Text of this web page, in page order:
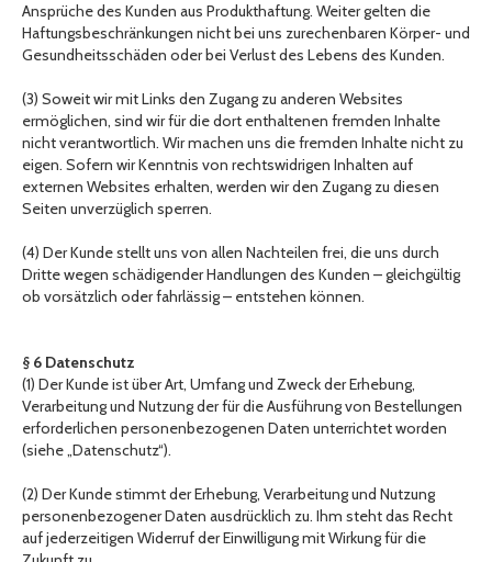
Ansprüche des Kunden aus Produkthaftung. Weiter gelten die
Haftungsbeschränkungen nicht bei uns zurechenbaren Körper- und
Gesundheitsschäden oder bei Verlust des Lebens des Kunden.
(3) Soweit wir mit Links den Zugang zu anderen Websites
ermöglichen, sind wir für die dort enthaltenen fremden Inhalte
nicht verantwortlich. Wir machen uns die fremden Inhalte nicht zu
eigen. Sofern wir Kenntnis von rechtswidrigen Inhalten auf
externen Websites erhalten, werden wir den Zugang zu diesen
Seiten unverzüglich sperren.
(4) Der Kunde stellt uns von allen Nachteilen frei, die uns durch
Dritte wegen schädigender Handlungen des Kunden – gleichgültig
ob vorsätzlich oder fahrlässig – entstehen können.
§ 6 Datenschutz
(1) Der Kunde ist über Art, Umfang und Zweck der Erhebung,
Verarbeitung und Nutzung der für die Ausführung von Bestellungen
erforderlichen personenbezogenen Daten unterrichtet worden
(siehe „Datenschutz“).
(2) Der Kunde stimmt der Erhebung, Verarbeitung und Nutzung
personenbezogener Daten ausdrücklich zu. Ihm steht das Recht
auf jederzeitigen Widerruf der Einwilligung mit Wirkung für die